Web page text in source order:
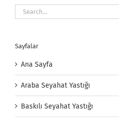
Search
for:
Sayfalar
Ana Sayfa
Araba Seyahat Yastığı
Baskılı Seyahat Yastığı